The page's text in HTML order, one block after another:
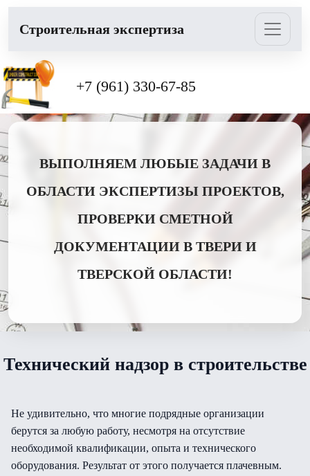
Cтроительная экспертиза
+7 (961) 330-67-85
ВЫПОЛНЯЕМ ЛЮБЫЕ ЗАДАЧИ В
ОБЛАСТИ ЭКСПЕРТИЗЫ ПРОЕКТОВ,
ПРОВЕРКИ СМЕТНОЙ
ДОКУМЕНТАЦИИ В ТВЕРИ И
ТВЕРСКОЙ ОБЛАСТИ!
Технический надзор в строительстве
Не удивительно, что многие подрядные организации
берутся за любую работу, несмотря на отсутствие
необходимой квалификации, опыта и технического
оборудования. Результат от этого получается плачевным.